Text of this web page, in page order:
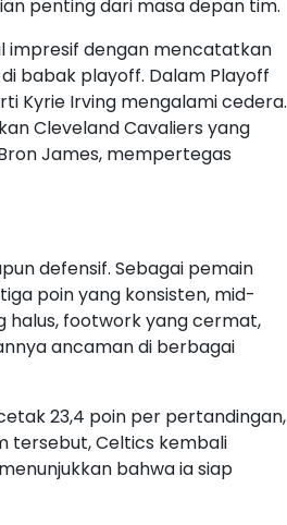
penting dari masa depan tim.
impresif dengan mencatatkan
babak playoff. Dalam Playoff
Kyrie Irving mengalami cedera.
Cleveland Cavaliers yang
James, mempertegas
defensif. Sebagai pemain
poin yang konsisten, mid-
halus, footwork yang cermat,
ancaman di berbagai
23,4 poin per pertandingan,
tersebut, Celtics kembali
bahwa ia siap